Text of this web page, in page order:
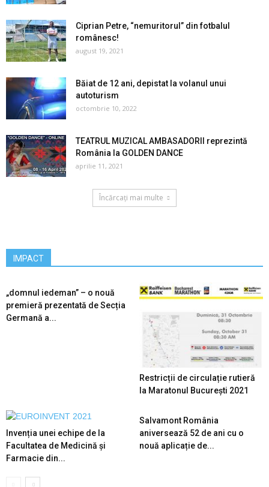
Ciprian Petre, “nemuritorul” din fotbalul
românesc!
august 19, 2021
Băiat de 12 ani, depistat la volanul unui
autoturism
octombrie 10, 2022
TEATRUL MUZICAL AMBASADORII reprezintă
România la GOLDEN DANCE
aprilie 11, 2021
Încărcați mai multe
IMPACT
„domnul iedeman” – o nouă
premieră prezentată de Secția
Germană a...
Restricții de circulație rutieră
la Maratonul București 2021
Invenția unei echipe de la
Facultatea de Medicină și
Farmacie din...
Salvamont România
aniversează 52 de ani cu o
nouă aplicație de...